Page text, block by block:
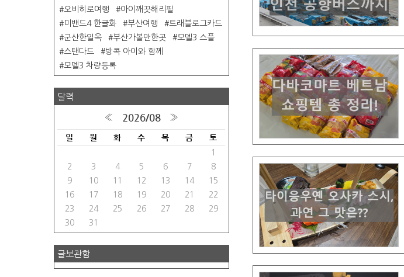
오비히로여행
아이깨끗해리필
미밴드4 한글화
부산여행
트래블로그카드
군산한일옥
부산가볼만한곳
모델3 스플
스탠다드
방콕 아이와 함께
모델3 차량등록
달력
« 2026/08 »
일 월 화 수 목 금 토
1
2
3 4 5 6 7
8
9
10 11 12 13 14
15
16
17 18 19 20 21
22
23
24 25 26 27 28
29
30
31
글보관함